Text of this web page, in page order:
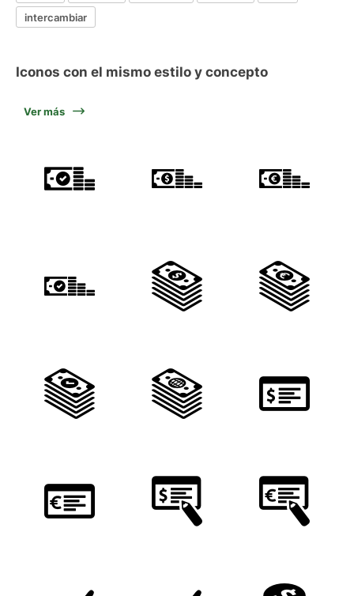
intercambiar
Iconos con el mismo estilo y concepto
Ver más